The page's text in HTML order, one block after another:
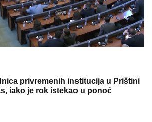
privremenih institucija u Prištini
iako je rok istekao u ponoć